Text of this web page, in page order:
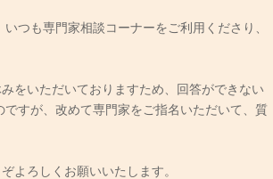
つも専門家相談コーナーをご利用くださり、
をいただいておりますため、回答ができない
すが、改めて専門家をご指名いただいて、質
よろしくお願いいたします。